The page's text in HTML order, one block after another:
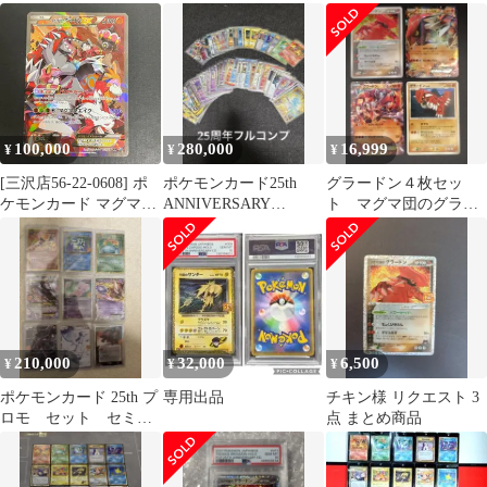
ガ
アクア団のカイオーガ
ーガ セット RR CP1 ポ
ケカ
¥ 100,000
[三沢店56-22-0608] ポ
ケモンカード マグマ団
のグラードンEX
015/034 店舗併売品
¥ 280,000
ポケモンカード25th
ANNIVERSARY
COLLECTION フルコ
ンプ
¥ 16,999
グラードン４枚セッ
ト マグマ団のグラー
ドン、PROMOなど
¥ 210,000
ポケモンカード 25th プ
ロモ セット セミコ
ンプ
¥32,000
専用出品
¥6,500
チキン様 リクエスト 3
点 まとめ商品